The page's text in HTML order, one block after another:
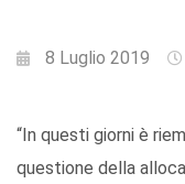
8 Luglio 2019
“In questi giorni è
questione della